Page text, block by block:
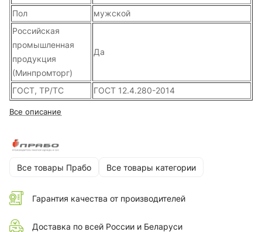
Пол
мужской
Российская
промышленная
продукция
(Минпромторг)
Да
ГОСТ, ТР/ТС ГОСТ 12.4.280-2014
Все описание
Все товары Прабо Все товары категории
Гарантия качества от производителей
Доставка по всей России и Беларуси